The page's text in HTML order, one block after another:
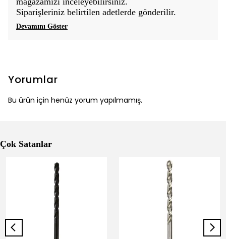
Siparişleriniz belirtilen adetlerde gönderilir.
Devamını Göster
Yorumlar
Bu ürün için henüz yorum yapılmamış.
Çok Satanlar